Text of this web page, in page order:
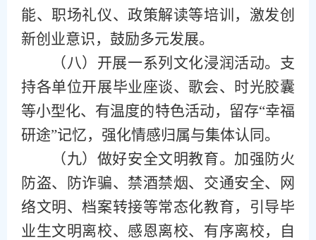
能、职场礼仪、政策解读等培训，激发创
新创业意识，鼓励多元发展。
（ 八） 开展一系列文化浸润活动。支
持各单位开展毕业座谈、歌会、时光胶囊
等小型化、有温度的特色活动，留存“幸福
研途”记忆，强化情感归属与集体认同。
（九） 做好安全文明教育。加强防火
防盗、防诈骗、禁酒禁烟、交通安全、
网
络文明、档案转接等常态化教育，引导毕
业生文明离校、感恩离校、有序离校，自